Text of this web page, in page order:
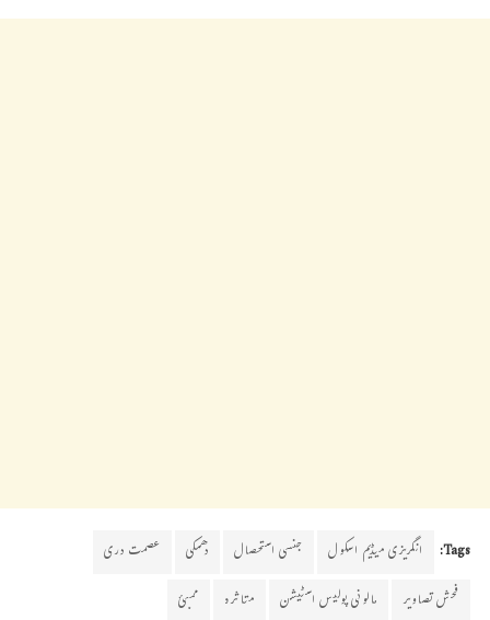
Tags: انگریزی میڈیم اسکول جنسی استحصال دھمکی
عصمت دری
فحش تصاویر
مالونی پولیس اسٹیشن متاثرہ ممبئ